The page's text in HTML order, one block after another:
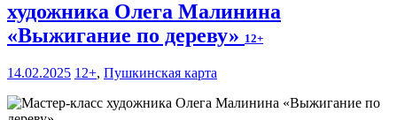
художника Олега Малинина
«Выжигание по дереву» 12+
14.02.2025 12+, Пушкинская карта